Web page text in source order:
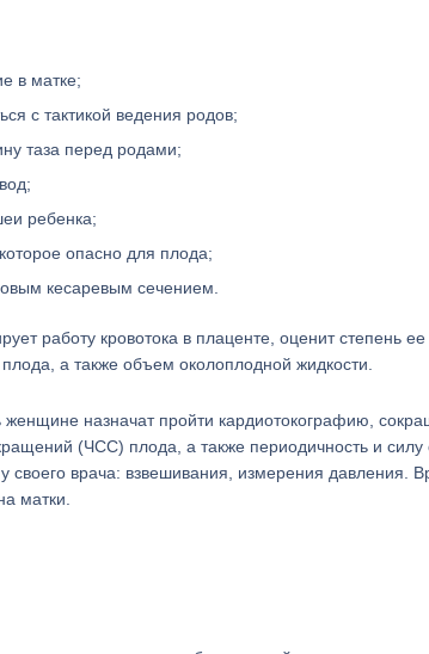
в матке;
с тактикой ведения родов;
таза перед родами;
ребенка;
опасно для плода;
кесаревым сечением.
работу кровотока в плаценте, оценит степень
а также объем околоплодной жидкости.
назначат пройти кардиотокографию,
(ЧСС) плода, а также периодичность и силу
врача: взвешивания, измерения давления.
матки.